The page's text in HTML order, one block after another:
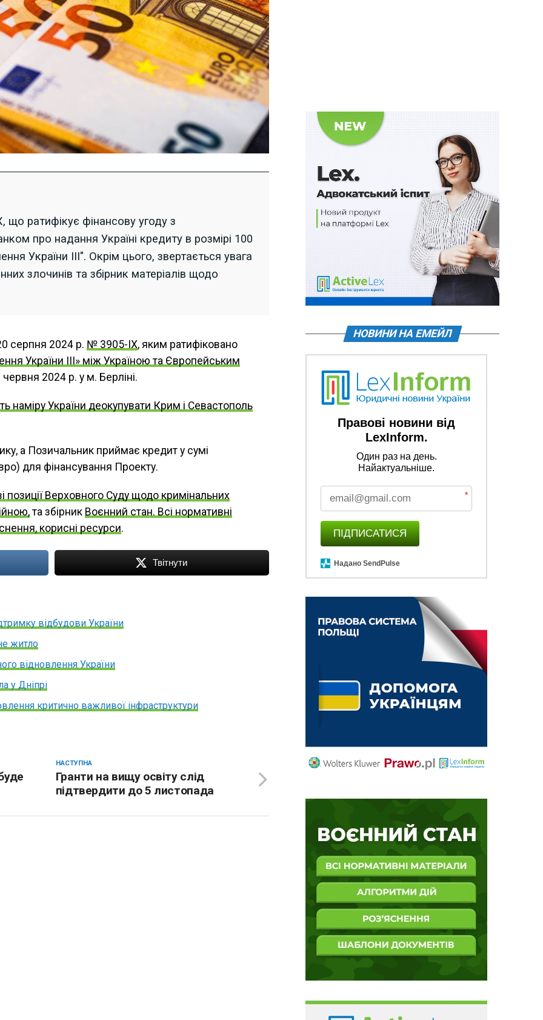
ратифікує фінансову угоду з
про надання Україні кредиту в розмірі 100
України III". Окрім цього, звертається увага
злочинів та збірник матеріалів щодо
серпня 2024 р. № 3905-IX, яким ратифіковано
України III» між Україною та Європейським
червня 2024 р. у м. Берліні.
наміру України деокупувати Крим і Севастополь
а Позичальник приймає кредит у сумі
для фінансування Проекту.
позиції Верховного Суду щодо кримінальних
та збірник Воєнний стан. Всі нормативні
корисні ресурси.
Твітнути
відбудови України
житло
відновлення України
у Дніпрі
критично важливої інфраструктури
НАСТУПНА
Гранти на вищу освіту слід
підтвердити до 5 листопада
НОВИНИ НА ЕМЕЙЛ
Правові новини від
LexInform.
Один раз на день.
Найактуальніше.
*
ПІДПИСАТИСЯ
Надано SendPulse